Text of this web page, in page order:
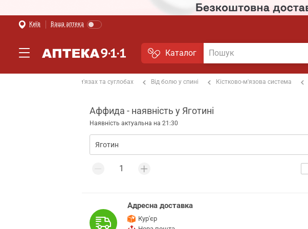
Київ Ваша аптека
Каталог
Від болю в м'язах та суглобах Від болю у спині Кістково-м'язова система
Аффида - наявність у Яготині
Наявність актуальна на 21:30
Адресна доставка
Кур'єр